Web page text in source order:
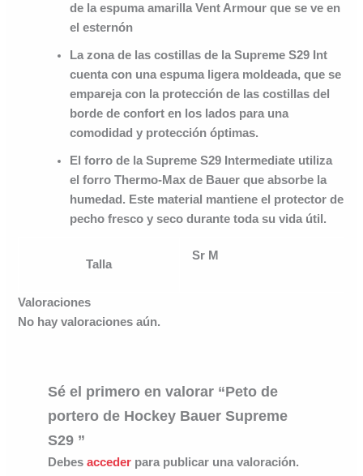
de la espuma amarilla Vent Armour que se ve en
el esternón
La zona de las costillas de la Supreme S29 Int
cuenta con una espuma ligera moldeada, que se
empareja con la protección de las costillas del
borde de confort en los lados para una
comodidad y protección óptimas.
El forro de la Supreme S29 Intermediate utiliza
el forro Thermo-Max de Bauer que absorbe la
humedad. Este material mantiene el protector de
pecho fresco y seco durante toda su vida útil.
Talla
Sr M
Valoraciones
No hay valoraciones aún.
Sé el primero en valorar “Peto de
portero de Hockey Bauer Supreme
S29 ”
Debes accederpara publicar una valoración.